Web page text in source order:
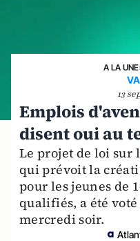
A LA UNE
13
Emplois
disent oui au
Le projet de loi sur
qui prévoit la
pour les jeunes de
qualifiés, a été
mercredi soir.